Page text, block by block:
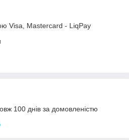
Visa, Mastercard - LiqPay
100 днів за домовленістю